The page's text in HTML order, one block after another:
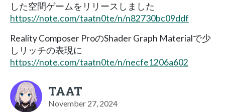
した空間ゲームをリリースしました
https://note.com/taatn0te/n/n82730bc09ddf
Reality Composer ProのShader Graph Materialで少
しリッチの表現に
https://note.com/taatn0te/n/necfe1206a602
TAAT
November 27, 2024